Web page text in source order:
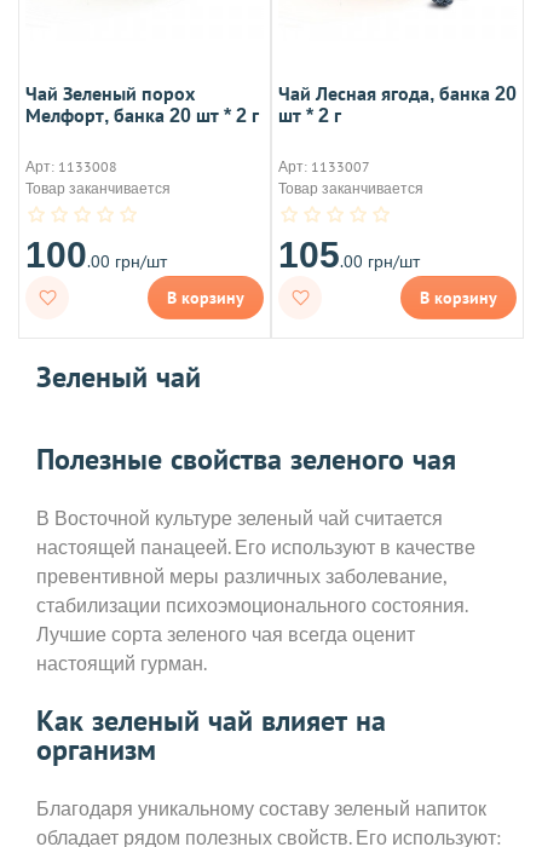
Чай Зеленый порох
Мелфорт, банка 20 шт * 2 г
Арт: 1133008
Товар заканчивается
100.00 грн/шт
В корзину
Чай Лесная ягода, банка 20
шт * 2 г
Арт: 1133007
Товар заканчивается
105.00 грн/шт
В корзину
Зеленый чай
Полезные свойства зеленого чая
В Восточной культуре зеленый чай считается
настоящей панацеей. Его используют в качестве
превентивной меры различных заболевание,
стабилизации психоэмоционального состояния.
Лучшие сорта зеленого чая всегда оценит
настоящий гурман.
Как зеленый чай влияет на
организм
Благодаря уникальному составу зеленый напиток
обладает рядом полезных свойств. Его используют: